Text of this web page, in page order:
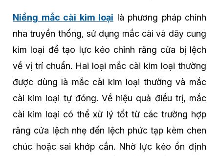
Niềng mắc cài kim loại là phương pháp chỉnh
nha truyền thống, sử dụng mắc cài và dây cung
kim loại để tạo lực kéo chỉnh răng cửa bị lệch
về vị trí chuẩn. Hai loại mắc cài kim loại thường
được dùng là mắc cài kim loại thường và mắc
cài kim loại tự đóng. Về hiệu quả điều trị, mắc
cài kim loại có thể xử lý tốt từ các trường hợp
răng cửa lệch nhẹ đến lệch phức tạp kèm chen
chúc hoặc sai khớp cắn. Nhờ lực kéo ổn định